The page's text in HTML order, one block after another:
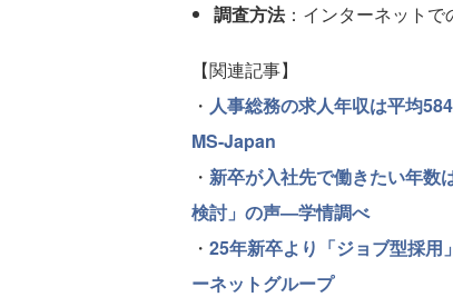
調査方法：インターネットで
【関連記事】
・ 人事総務の求人年収は平均
MS-Japan
・ 新卒が入社先で働きたい年
検討」の声—学情調べ
・ 25年新卒より「ジョブ型採
ーネットグループ